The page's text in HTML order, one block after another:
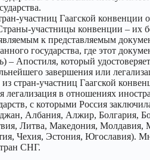
участниц Гаагской конвенции
участницы конвенции – их
к представляемым
государства, где этот
– Апостиля, который
завершения или
стран-участниц Гаагской
легализация в отношениях
с которыми Россия
Албания, Алжир, Болгария,
Литва, Македония,
Чехия, Эстония, Югославия).
СНГ.